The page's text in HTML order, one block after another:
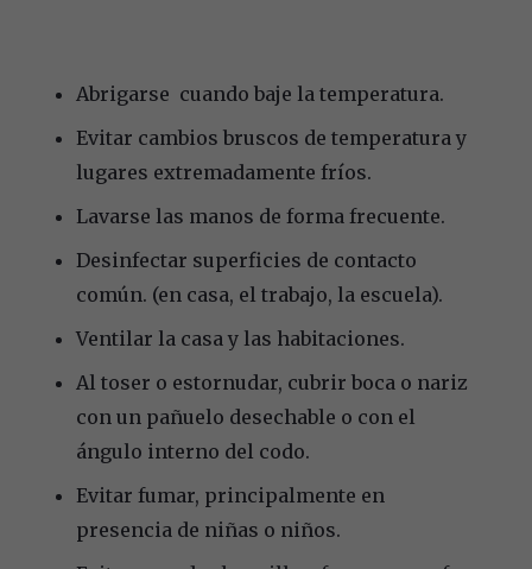
Abrigarse cuando baje la temperatura.
Evitar cambios bruscos de temperatura y
lugares extremadamente fríos.
Lavarse las manos de forma frecuente.
Desinfectar superficies de contacto
común. (en casa, el trabajo, la escuela).
Ventilar la casa y las habitaciones.
Al toser o estornudar, cubrir boca o nariz
con un pañuelo desechable o con el
ángulo interno del codo.
Evitar fumar, principalmente en
presencia de niñas o niños.